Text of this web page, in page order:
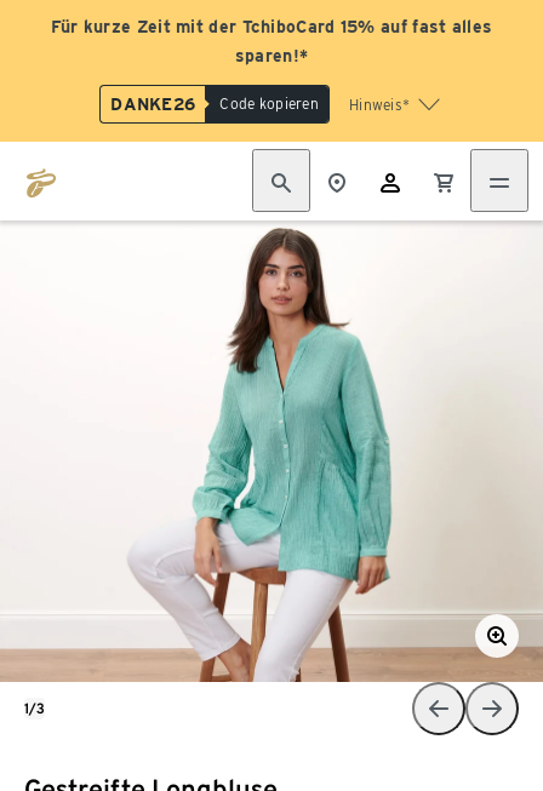
Für kurze Zeit mit der TchiboCard 15% auf fast alles
sparen!*
DANKE26 Code kopieren Hinweis*
1/3